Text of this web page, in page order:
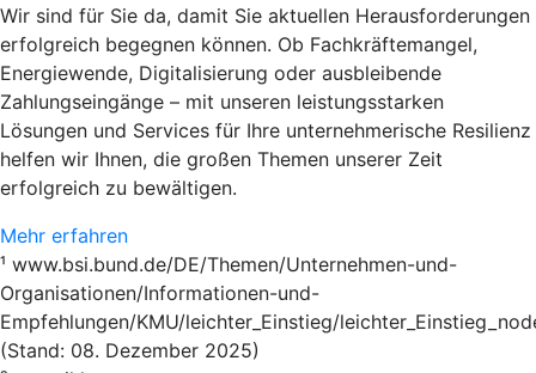
Wir sind für Sie da, damit Sie aktuellen Herausforderungen
erfolgreich begegnen können. Ob Fachkräftemangel,
Energiewende, Digitalisierung oder ausbleibende
Zahlungseingänge – mit unseren leistungsstarken
Lösungen und Services für Ihre unternehmerische Resilienz
helfen wir Ihnen, die großen Themen unserer Zeit
erfolgreich zu bewältigen.
Mehr erfahren
¹ www.bsi.bund.de/DE/Themen/Unternehmen-und-
Organisationen/Informationen-und-
Empfehlungen/KMU/leichter_Einstieg/
(Stand: 08. Dezember 2025)